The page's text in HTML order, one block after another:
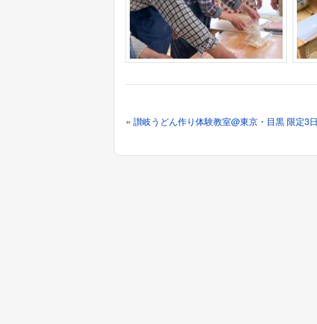
投
«讃岐うどん作り体験教室@東京・目黒 限定3